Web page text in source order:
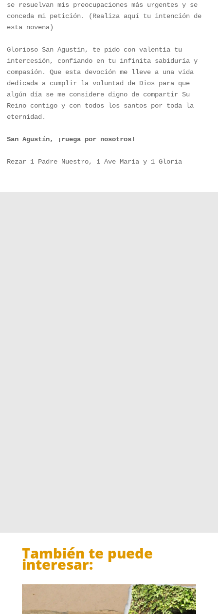
se resuelvan mis preocupaciones más urgentes y se
conceda mi petición. (Realiza aquí tu intención de
esta novena)
Glorioso San Agustín, te pido con valentía tu
intercesión, confiando en tu infinita sabiduría y
compasión. Que esta devoción me lleve a una vida
dedicada a cumplir la voluntad de Dios para que
algún día se me considere digno de compartir Su
Reino contigo y con todos los santos por toda la
eternidad.
San Agustín, ¡ruega por nosotros!
Rezar 1 Padre Nuestro, 1 Ave María y 1 Gloria
También te puede
interesar: